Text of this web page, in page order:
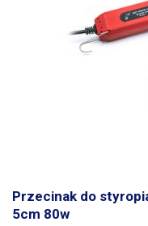
Przecinak do
5cm 80w